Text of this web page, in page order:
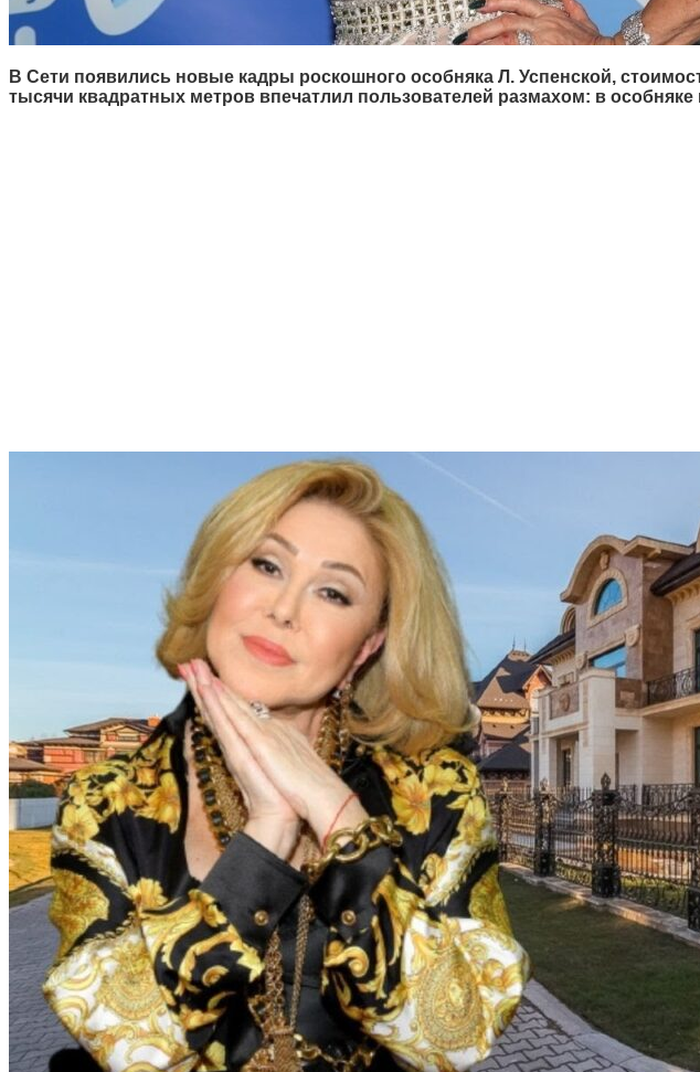
В Сети появились новые кадры роскошного особняка Л. Успенской,
тысячи квадратных метров впечатлил пользователей размахом: в